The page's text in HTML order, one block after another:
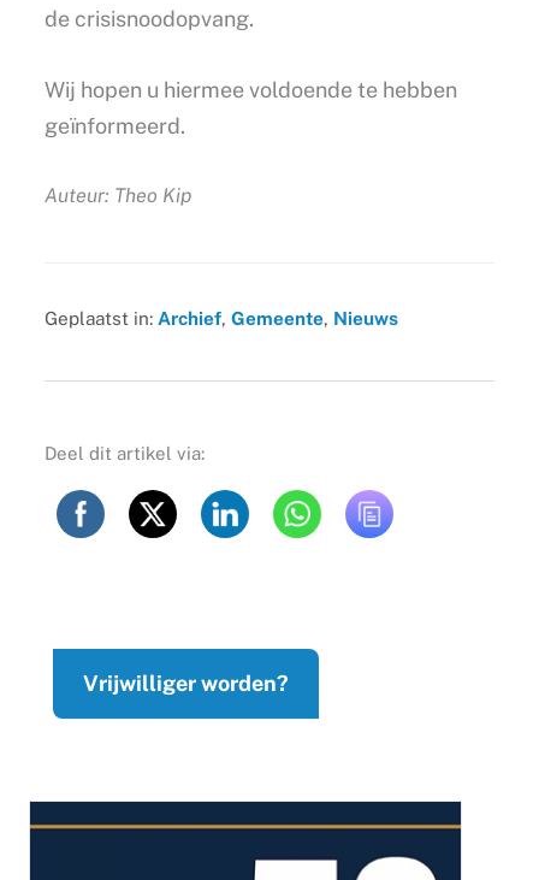
de crisisnoodopvang.
Wij hopen u hiermee voldoende te hebben
geïnformeerd.
Auteur: Theo Kip
Geplaatst in: Archief, Gemeente, Nieuws
Deel dit artikel via:
Vrijwilliger worden?